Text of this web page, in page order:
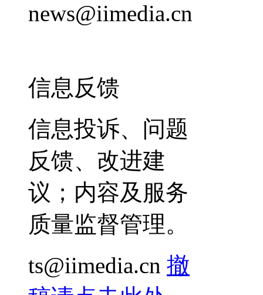
news@iimedia.cn
信息反馈
信息投诉、问题
反馈、改进建
议；内容及服务
质量监督管理。
ts@iimedia.cn 撤